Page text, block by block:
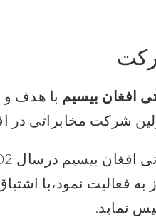
افغان بیسیم با هدف و
شرکت مخابراتی در
درسال 2002 میلادی تحت نظر
به فعالیت نمود،با
نماید.